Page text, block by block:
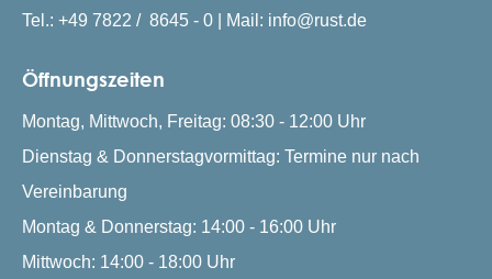
Tel.: +49 7822 / 8645 - 0 | Mail: info@rust.de
Öffnungszeiten
Montag, Mittwoch, Freitag: 08:30 - 12:00 Uhr
Dienstag & Donnerstagvormittag: Termine nur nach
Vereinbarung
Montag & Donnerstag: 14:00 - 16:00 Uhr
Mittwoch: 14:00 - 18:00 Uhr